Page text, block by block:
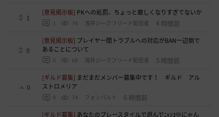
1
[意見掲示板] PKへの処罰、ちょっと厳しくなりすぎてないか
1 74 浅井ジークフリード配信者 4 時間前
0
[意見掲示板] プレイヤー間トラブルへの対応がBAN一辺倒で
あることについて
0 68 浅井ジークフリード配信者 5 時間前
0
[ギルド募集] まだまだメンバー募集中です！ ギルド アル
ストロメリア
0 74 フォンバルト 6 時間前
[ギルド募集] あなたのプレースタイルで遊んでﾆｬﾝｺ💛にゃん